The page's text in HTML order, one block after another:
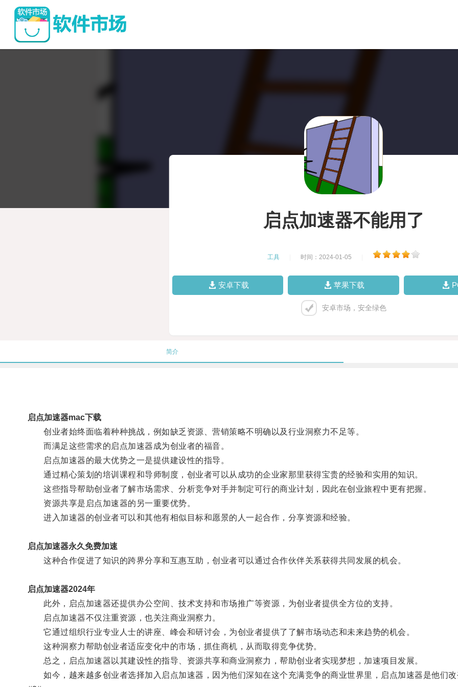
启点加速器不能用了
工具 时间：2024-01-05
安卓下载 苹果下载
安卓市场，安全绿色
简介
启点加速器mac下载
创业者始终面临着种种挑战，例如缺乏资源、营销策略不明确以及行业洞察力不足等。
而满足这些需求的启点加速器成为创业者的福音。
启点加速器的最大优势之一是提供建设性的指导。
通过精心策划的培训课程和导师制度，创业者可以从成功的企业家那里获得宝贵的经验和实用的知识。
这些指导帮助创业者了解市场需求、分析竞争对手并制定可行的商业计划，因此在创业旅程中更有把握。
资源共享是启点加速器的另一重要优势。
进入加速器的创业者可以和其他有相似目标和愿景的人一起合作，分享资源和经验。
启点加速器永久免费加速
这种合作促进了知识的跨界分享和互惠互助，创业者可以通过合作伙伴关系获得共同发展的机会。
启点加速器2024年
此外，启点加速器还提供办公空间、技术支持和市场推广等资源，为创业者提供全方位的支持。
启点加速器不仅注重资源，也关注商业洞察力。
它通过组织行业专业人士的讲座、峰会和研讨会，为创业者提供了了解市场动态和未来趋势的机会。
这种洞察力帮助创业者适应变化中的市场，抓住商机，从而取得竞争优势。
总之，启点加速器以其建设性的指导、资源共享和商业洞察力，帮助创业者实现梦想，加速项目发展。
如今，越来越多创业者选择加入启点加速器，因为他们深知在这个充满竞争的商业世界里，启点加速器是他们改